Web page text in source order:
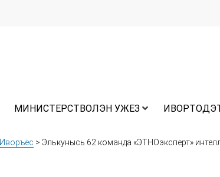
МИНИСТЕРСТВОЛЭН УЖЕЗ
Иворъёс > Элькунысь 62 команда «ЭТНОэксперт»